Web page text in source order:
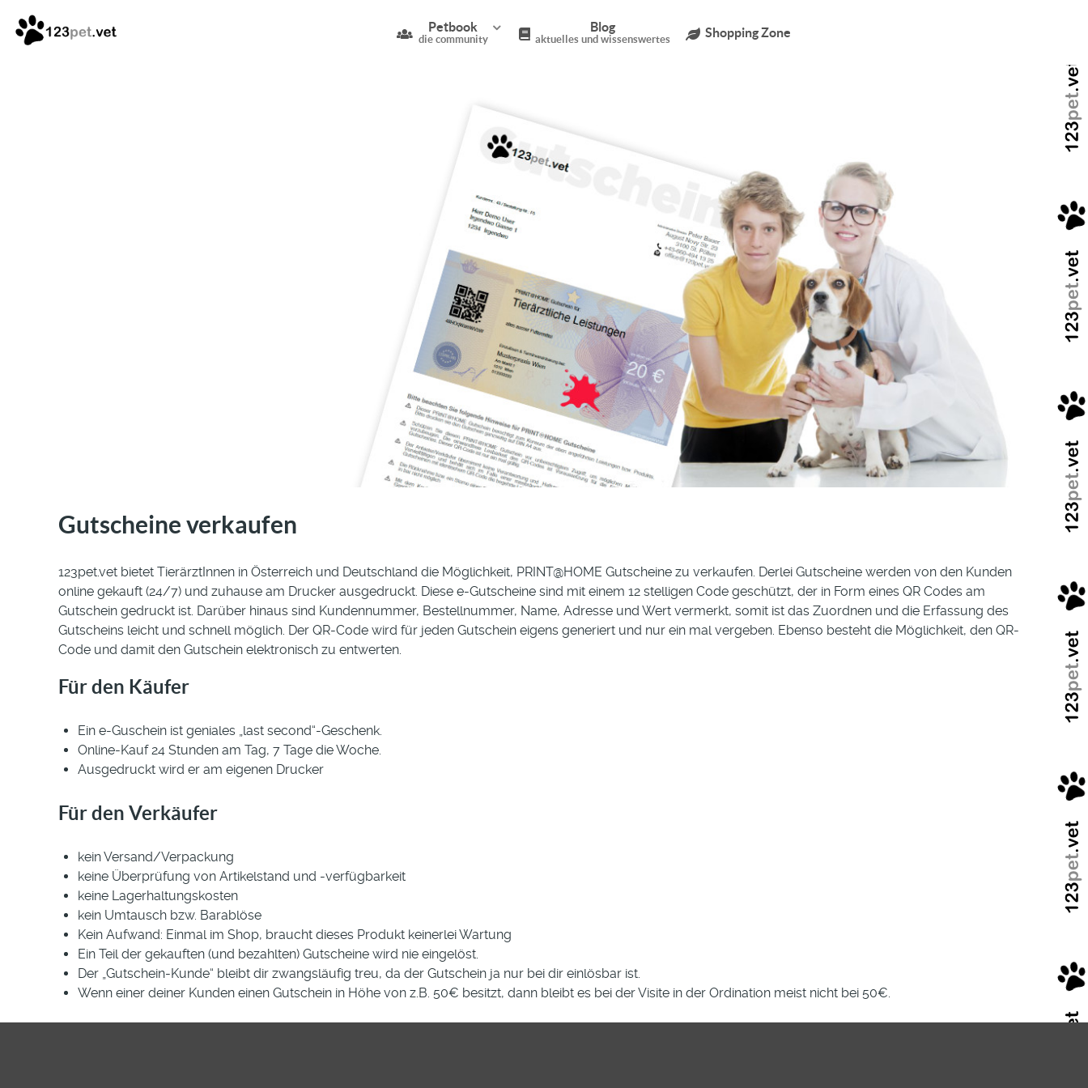
Petbook
die community
Blog
aktuelles und wissenswertes Shopping Zone
Gutscheine verkaufen
123pet.vet bietet TierärztInnen in Österreich und Deutschland die Möglichkeit, PRINT@HOME Gutscheine zu verkaufen. Derlei Gutscheine werden von den Kunden
online gekauft (24/7) und zuhause am Drucker ausgedruckt. Diese e-Gutscheine sind mit einem 12 stelligen Code geschützt, der in Form eines QR Codes am
Gutschein gedruckt ist. Darüber hinaus sind Kundennummer, Bestellnummer, Name, Adresse und Wert vermerkt, somit ist das Zuordnen und die Erfassung des
Gutscheins leicht und schnell möglich. Der QR-Code wird für jeden Gutschein eigens generiert und nur ein mal vergeben. Ebenso besteht die Möglichkeit, den QR-
Code und damit den Gutschein elektronisch zu entwerten.
Für den Käufer
Ein e-Guschein ist geniales „last second“-Geschenk.
Online-Kauf 24 Stunden am Tag, 7 Tage die Woche.
Ausgedruckt wird er am eigenen Drucker
Für den Verkäufer
kein Versand/Verpackung
keine Überprüfung von Artikelstand und -verfügbarkeit
keine Lagerhaltungskosten
kein Umtausch bzw. Barablöse
Kein Aufwand: Einmal im Shop, braucht dieses Produkt keinerlei Wartung
Ein Teil der gekauften (und bezahlten) Gutscheine wird nie eingelöst.
Der „Gutschein-Kunde“ bleibt dir zwangsläufig treu, da der Gutschein ja nur bei dir einlösbar ist.
Wenn einer deiner Kunden einen Gutschein in Höhe von z.B. 50€ besitzt, dann bleibt es bei der Visite in der Ordination meist nicht bei 50€.